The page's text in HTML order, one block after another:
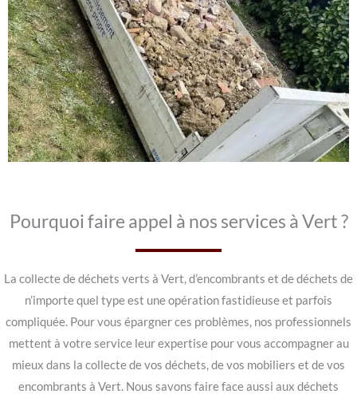
Pourquoi faire appel à nos services à Vert ?
La collecte de déchets verts à Vert, d’encombrants et de déchets de
n’importe quel type est une opération fastidieuse et parfois
compliquée. Pour vous épargner ces problèmes, nos professionnels
mettent à votre service leur expertise pour vous accompagner au
mieux dans la collecte de vos déchets, de vos mobiliers et de vos
encombrants à Vert. Nous savons faire face aussi aux déchets